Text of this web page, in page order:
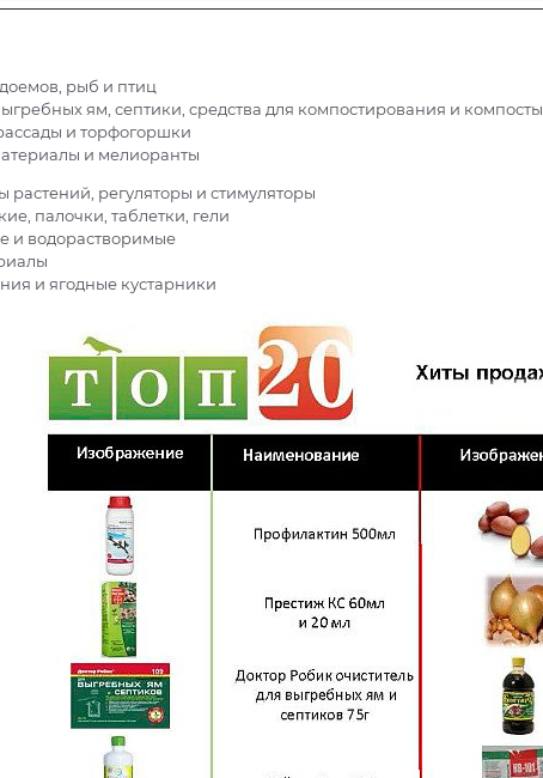
рыб и птиц
ям, септики, средства для компостирования и компосты
и торфогоршки
и мелиоранты
растений, регуляторы и стимуляторы
палочки, таблетки, гели
и водорастворимые
и ягодные кустарники